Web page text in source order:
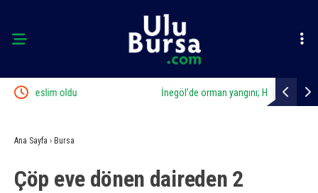
İnegöl’de orman yangını; Havadan ve karadan müdahale
Ana Sayfa › Bursa
Çöp eve dönen daireden 2